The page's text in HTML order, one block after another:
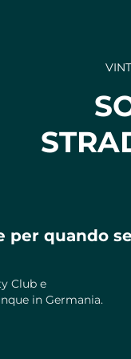
per quando
Club e
in Germania.